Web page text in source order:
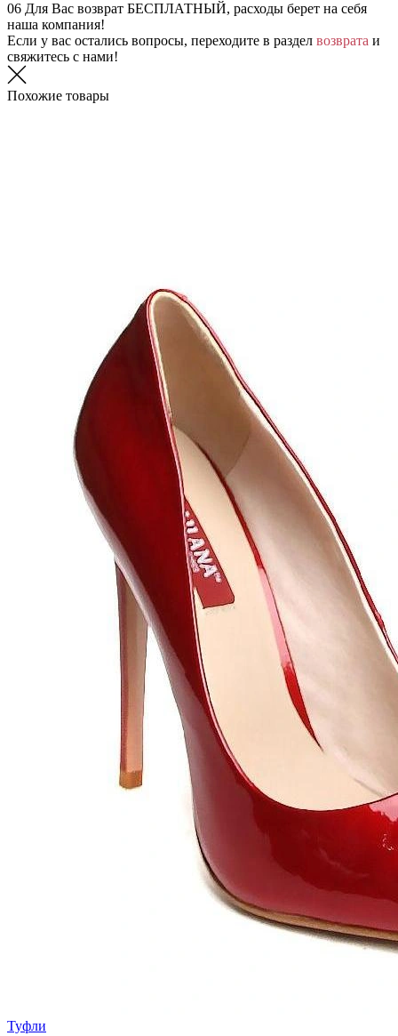
06 Для Вас возврат БЕСПЛАТНЫЙ, расходы берет на себя
наша компания!
Если у вас остались вопросы, переходите в раздел возврата и
свяжитесь с нами!
Похожие товары
Туфли